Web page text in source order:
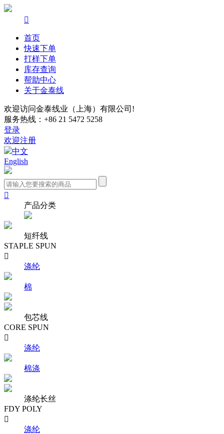

首页
快速下单
打样下单
库存查询
帮助中心
关于金泰线
欢迎访问金泰线业（上海）有限公司!
服务热线：+86 21 5472 5258
登录
欢迎注册
中文
English

产品分类
短纤线
STAPLE SPUN

涤纶
棉
包芯线
CORE SPUN

涤纶
棉涤
涤纶长丝
FDY POLY

涤纶